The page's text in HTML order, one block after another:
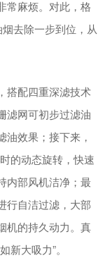
常麻烦。对此，格
去除一步到位，从
搭配四重深滤技术
滤网可初步过滤油
效果；接下来，
的动态旋转，快速
内部风机洁净；最
行自洁过滤，大部
机的持久动力。真
新大吸力”。